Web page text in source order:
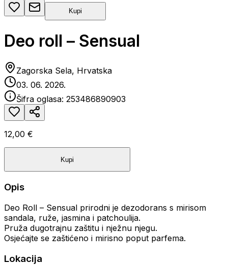
Kupi
Deo roll – Sensual
Zagorska Sela, Hrvatska
03. 06. 2026.
Šifra oglasa: 253486890903
12,00 €
Kupi
Opis
Deo Roll – Sensual prirodni je dezodorans s mirisom
sandala, ruže, jasmina i patchoulija.
Pruža dugotrajnu zaštitu i nježnu njegu.
Osjećajte se zaštićeno i mirisno poput parfema.
Lokacija